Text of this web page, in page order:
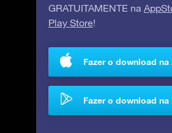
GRATUITAMENTE na
Play Store!
Fazer o download
Fazer o download na